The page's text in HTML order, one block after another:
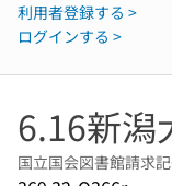
利用者登録する >
ログインする >
6.16新潟
国立国会図書館請求